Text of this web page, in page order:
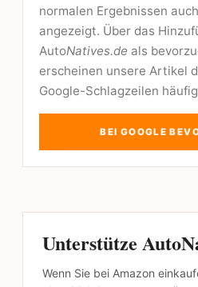
normalen Ergebnissen
angezeigt. Über das
AutoNatives.de als
erscheinen unsere Artikel
Google-Schlagzeilen
BEI GOOGLE
Unterstütze
Wenn Sie bei Amazon